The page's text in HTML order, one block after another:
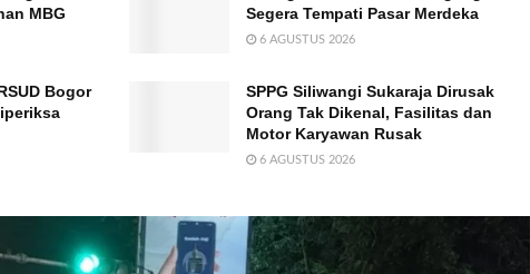
MBG
Segera Tempati Pasar Merdeka
6 AGUSTUS 2026
Bogor
SPPG Siliwangi Sukaraja Dirusak
Orang Tak Dikenal, Fasilitas dan
Motor Karyawan Rusak
6 AGUSTUS 2026